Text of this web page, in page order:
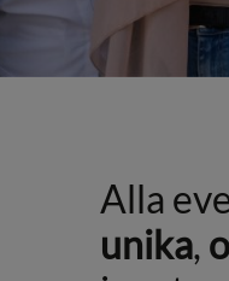
Alla
unika,